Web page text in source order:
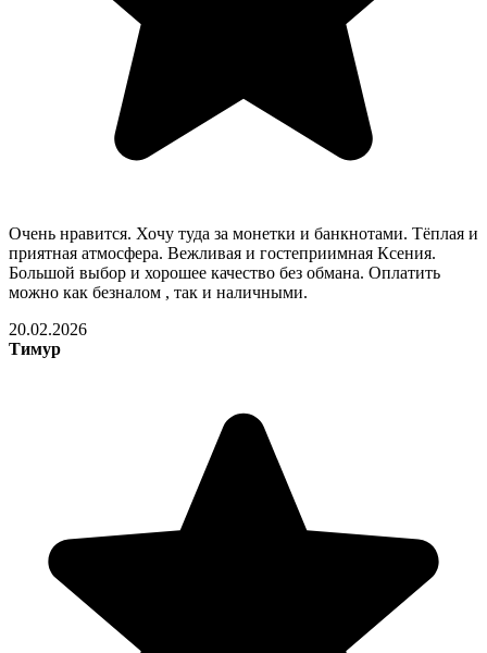
Очень нравится. Хочу туда за монетки и банкнотами. Тёплая и
приятная атмосфера. Вежливая и гостеприимная Ксения.
Большой выбор и хорошее качество без обмана. Оплатить
можно как безналом , так и наличными.
20.02.2026
Тимур